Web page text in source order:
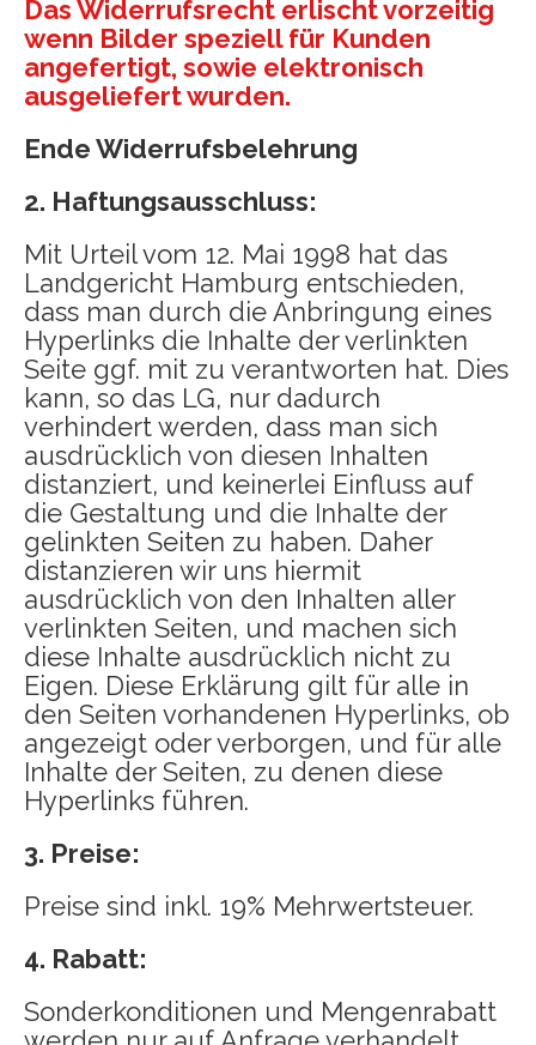
Das Widerrufsrecht erlischt vorzeitig
wenn Bilder speziell für Kunden
angefertigt, sowie elektronisch
ausgeliefert wurden.
Ende Widerrufsbelehrung
2. Haftungsausschluss:
Mit Urteil vom 12. Mai 1998 hat das
Landgericht Hamburg entschieden,
dass man durch die Anbringung eines
Hyperlinks die Inhalte der verlinkten
Seite ggf. mit zu verantworten hat. Dies
kann, so das LG, nur dadurch
verhindert werden, dass man sich
ausdrücklich von diesen Inhalten
distanziert, und keinerlei Einfluss auf
die Gestaltung und die Inhalte der
gelinkten Seiten zu haben. Daher
distanzieren wir uns hiermit
ausdrücklich von den Inhalten aller
verlinkten Seiten, und machen sich
diese Inhalte ausdrücklich nicht zu
Eigen. Diese Erklärung gilt für alle in
den Seiten vorhandenen Hyperlinks, ob
angezeigt oder verborgen, und für alle
Inhalte der Seiten, zu denen diese
Hyperlinks führen.
3. Preise:
Preise sind inkl. 19% Mehrwertsteuer.
4. Rabatt:
Sonderkonditionen und Mengenrabatt